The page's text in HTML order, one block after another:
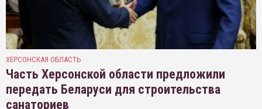
ХЕРСОНСКАЯ ОБЛАСТЬ
Часть Херсонской области предложили
передать Беларуси для строительства
санаториев